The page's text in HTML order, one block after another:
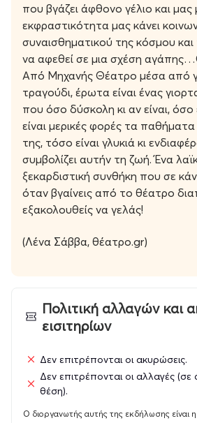
που βγάζει άφθονο γέλιο και μας
εκφραστικότητα μας κάνει
συναισθηματικού της κόσμου
να αφεθεί σε μια σχέση
Από Μηχανής Θέατρο μέσα από
τραγούδι, έρωτα είναι ένας
που όσο δύσκολη κι αν είναι,
είναι μερικές φορές τα
της, τόσο είναι γλυκιά κι
συμβολίζει αυτήν τη ζωή. Ένα
ξεκαρδιστική συνθήκη που σε
όταν βγαίνεις από το θέατρο
εξακολουθείς να γελάς!
(Λένα Σάββα, θέατρο.gr)
Πολιτική αλλαγών και
εισιτηρίων
Δεν επιτρέπονται οι ακυρώσεις.
Δεν επιτρέπονται οι αλλαγές
θέση).
Ο διοργανωτής αυτής της εκδήλωσης είναι η